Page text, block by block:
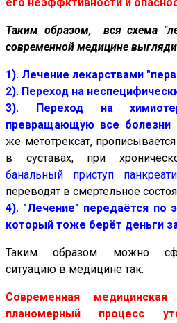
его неэффктивности и
Таким образом, вся схема
современной медицине
1). Лечение лекарствами
2). Переход на
3). Переход на
превращающую все
же метотрексат,
в суставах, при
банальный приступ
переводят в смертельное
4). "Лечение" передаётся по
который тоже берёт деньги
Таким образом можно
ситуацию в медицине так:
Современная медицинская
планомерный процесс